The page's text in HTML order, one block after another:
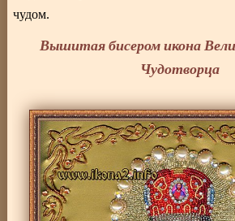
чудом.
Вышитая бисером икона
Чудотворца